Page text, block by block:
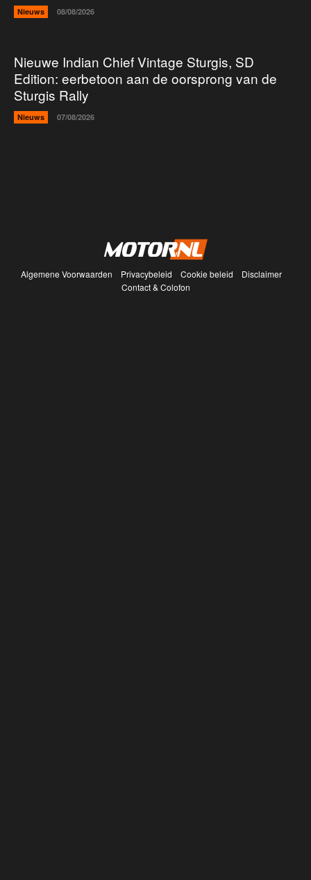
Nieuws 08/08/2026
Nieuwe Indian Chief Vintage Sturgis, SD
Edition: eerbetoon aan de oorsprong van de
Sturgis Rally
Nieuws 07/08/2026
Algemene Voorwaarden Privacybeleid Cookie beleid
Disclaimer
Contact & Colofon